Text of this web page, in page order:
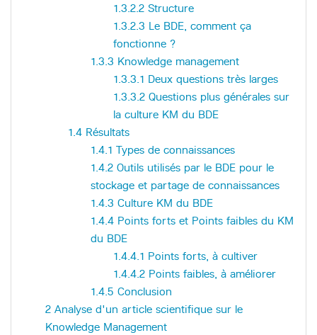
1.3.2.2 Structure
1.3.2.3 Le BDE, comment ça
fonctionne ?
1.3.3 Knowledge management
1.3.3.1 Deux questions très larges
1.3.3.2 Questions plus générales sur
la culture KM du BDE
1.4 Résultats
1.4.1 Types de connaissances
1.4.2 Outils utilisés par le BDE pour le
stockage et partage de connaissances
1.4.3 Culture KM du BDE
1.4.4 Points forts et Points faibles du KM
du BDE
1.4.4.1 Points forts, à cultiver
1.4.4.2 Points faibles, à améliorer
1.4.5 Conclusion
2 Analyse d'un article scientifique sur le
Knowledge Management